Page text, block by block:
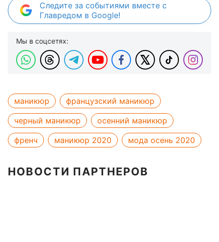
Следите за событиями вместе с
Главредом в Google!
Мы в соцсетях:
маникюр
французский маникюр
черный маникюр
осенний маникюр
френч
маникюр 2020 мода осень 2020
НОВОСТИ ПАРТНЕРОВ